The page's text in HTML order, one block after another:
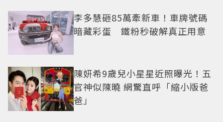
李多慧砸85萬牽新車！車牌號碼
暗藏彩蛋 鐵粉秒破解真正用意
陳妍希9歲兒小星星近照曝光！五
官神似陳曉 網驚直呼「縮小版爸
爸」